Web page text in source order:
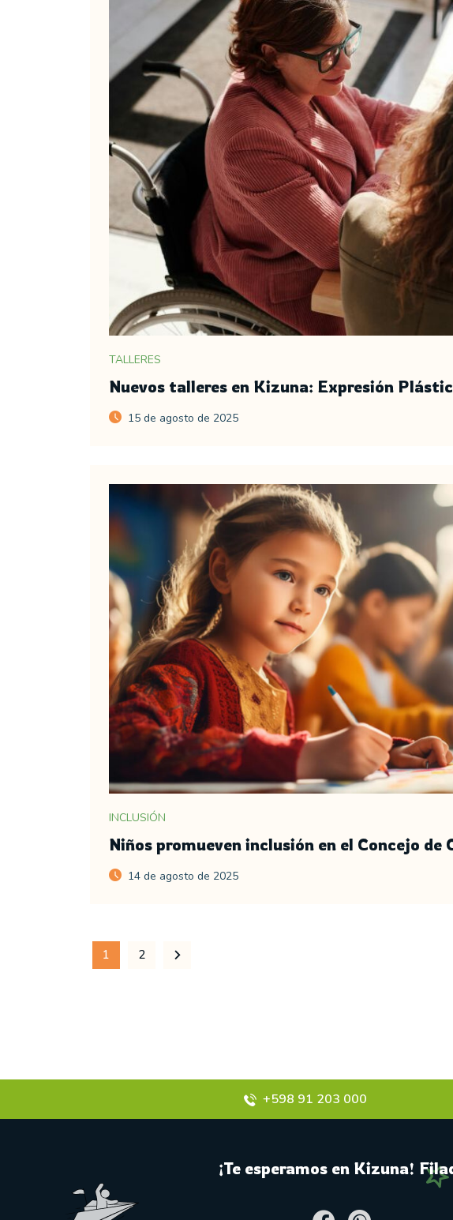
TALLERES
Nuevos talleres en Kizuna: Expresión
15 de agosto de 2025
INCLUSIÓN
Niños promueven inclusión en el Concejo de
14 de agosto de 2025
1 2
+598 91 203 000
¡Te esperamos en Kizuna!